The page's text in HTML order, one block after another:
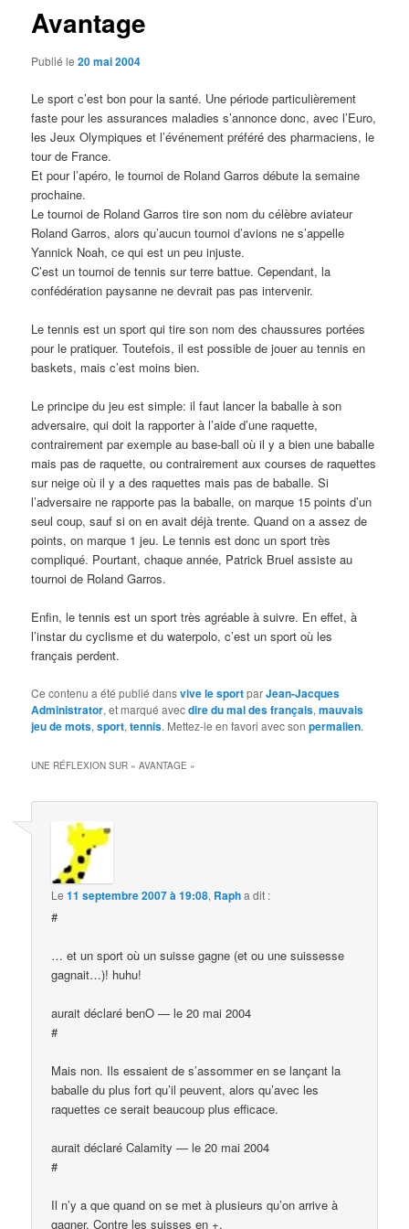
Avantage
Publié le20 mai 2004
Le sport c’est bon pour la santé. Une période particulièrement
faste pour les assurances maladies s’annonce donc, avec l’Euro,
les Jeux Olympiques et l’événement préféré des pharmaciens, le
tour de France.
Et pour l’apéro, le tournoi de Roland Garros débute la semaine
prochaine.
Le tournoi de Roland Garros tire son nom du célèbre aviateur
Roland Garros, alors qu’aucun tournoi d’avions ne s’appelle
Yannick Noah, ce qui est un peu injuste.
C’est un tournoi de tennis sur terre battue. Cependant, la
confédération paysanne ne devrait pas pas intervenir.
Le tennis est un sport qui tire son nom des chaussures portées
pour le pratiquer. Toutefois, il est possible de jouer au tennis en
baskets, mais c’est moins bien.
Le principe du jeu est simple: il faut lancer la baballe à son
adversaire, qui doit la rapporter à l’aide d’une raquette,
contrairement par exemple au base-ball où il y a bien une baballe
mais pas de raquette, ou contrairement aux courses de raquettes
sur neige où il y a des raquettes mais pas de baballe. Si
l’adversaire ne rapporte pas la baballe, on marque 15 points d’un
seul coup, sauf si on en avait déjà trente. Quand on a assez de
points, on marque 1 jeu. Le tennis est donc un sport très
compliqué. Pourtant, chaque année, Patrick Bruel assiste au
tournoi de Roland Garros.
Enfin, le tennis est un sport très agréable à suivre. En effet, à
l’instar du cyclisme et du waterpolo, c’est un sport où les
français perdent.
Ce contenu a été publié dansvive le sportparJean-Jacques
Administrator, et marqué avecdire du mal des français,mauvais
jeu de mots,sport,tennis. Mettez-le en favori avec sonpermalien.
UNE RÉFLEXION SUR «AVANTAGE »
Le11 septembre 2007 à 19:08, Rapha dit :
#
… et un sport où un suisse gagne (et ou une suissesse
gagnait…)! huhu!
aurait déclaré benO — le 20 mai 2004
#
Mais non. Ils essaient de s’assommer en se lançant la
baballe du plus fort qu’il peuvent, alors qu’avec les
raquettes ce serait beaucoup plus efficace.
aurait déclaré Calamity — le 20 mai 2004
#
Il n’y a que quand on se met à plusieurs qu’on arrive à
gagner. Contre les suisses en +.